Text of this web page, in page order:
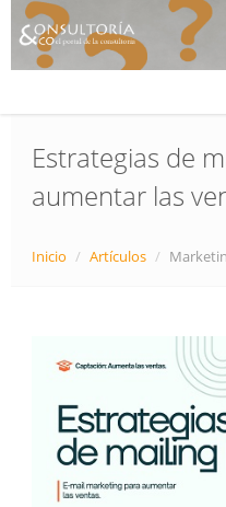
Actualidad
Estrategias de
aumentar las
Inicio / Artículos /